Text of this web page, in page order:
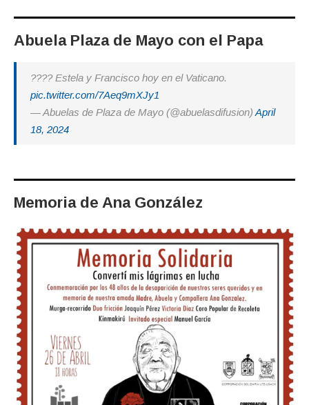
Abuela Plaza de Mayo con el Papa
???? Estela y Francisco hoy en el Vaticano.
pic.twitter.com/7Aeq9mXJy1
— Abuelas de Plaza de Mayo (@abuelasdifusion) April
18, 2024
Memoria de Ana González